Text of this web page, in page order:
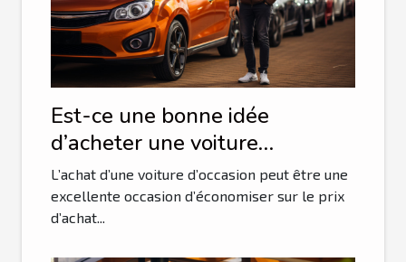
Est-ce une bonne idée
d’acheter une voiture
d’occasion ?
L’achat d’une voiture d’occasion peut être une
excellente occasion d’économiser sur le prix
d’achat...